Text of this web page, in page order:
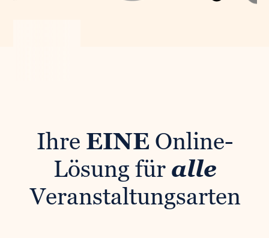
Ihre EINE Online-
Lösung für alle
Veranstaltungsarten